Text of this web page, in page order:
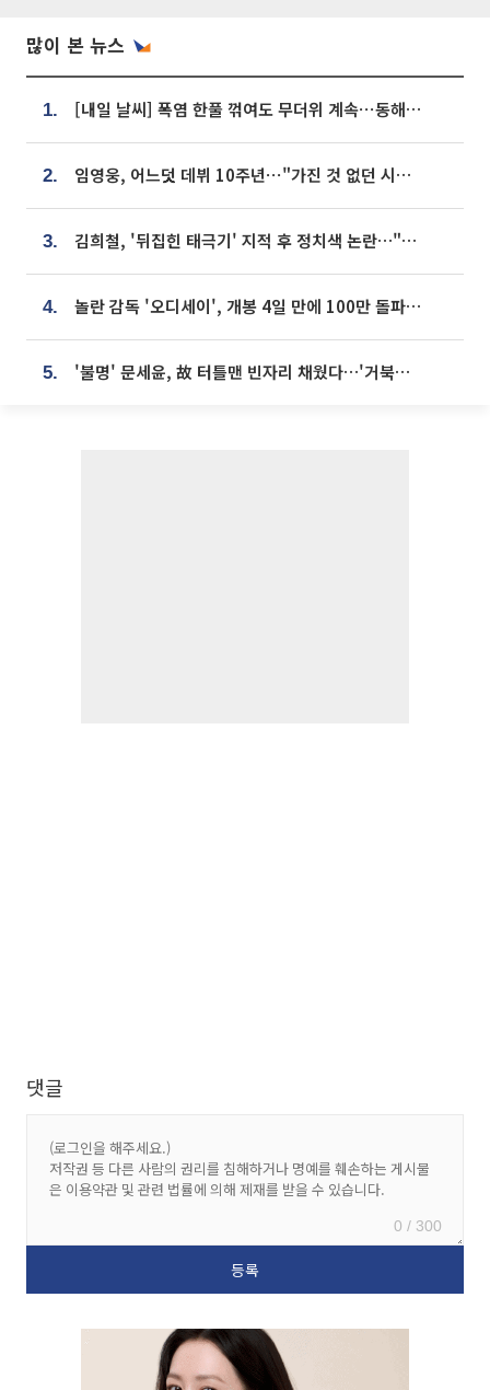
많이 본 뉴스
1. [내일 날씨] 폭염 한풀 꺾여도 무더위 계속⋯동해안 이틀 연속 비
2. 임영웅, 어느덧 데뷔 10주년⋯"가진 것 없던 시절, 내 앞엔 20명의 팬뿐"
3. 김희철, '뒤집힌 태극기' 지적 후 정치색 논란…"좌우 떠나 우리나라 국기"
4. 놀란 감독 '오디세이', 개봉 4일 만에 100만 돌파⋯'왕사남' 보다 빠르다
5. '불명' 문세윤, 故 터틀맨 빈자리 채웠다…'거북이' 눈물의 최종 우승
댓글
0 / 300